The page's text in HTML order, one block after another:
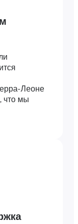
Леоне
что мы